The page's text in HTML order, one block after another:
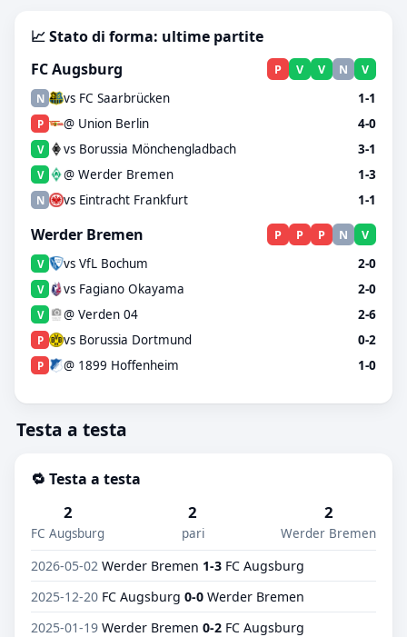
📈 Stato di forma: ultime partite
FC Augsburg
P V V N V
N vs FC Saarbrücken 1-1
P @ Union Berlin 4-0
V vs Borussia Mönchengladbach 3-1
V @ Werder Bremen 1-3
N vs Eintracht Frankfurt 1-1
Werder Bremen P P P N V
V vs VfL Bochum 2-0
V vs Fagiano Okayama 2-0
V @ Verden 04 2-6
P vs Borussia Dortmund 0-2
P @ 1899 Hoffenheim 1-0
Testa a testa
🔁 Testa a testa
2
FC Augsburg
2
pari
2
Werder Bremen
2026-05-02 Werder Bremen 1-3 FC Augsburg
2025-12-20 FC Augsburg 0-0 Werder Bremen
2025-01-19 Werder Bremen 0-2 FC Augsburg